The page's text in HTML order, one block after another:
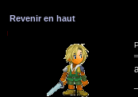
Revenir en haut